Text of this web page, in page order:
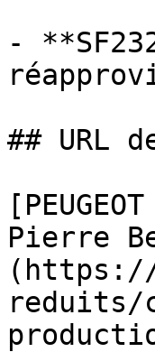
-
## URL
Pierre
(https://
reduits/